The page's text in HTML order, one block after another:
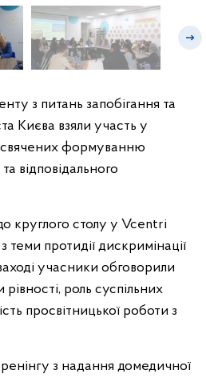
з питань запобігання та
Києва взяли участь у
формуванню
відповідального
круглого столу у Vcentri
протидії дискримінації
учасники обговорили
роль суспільних
просвітницької роботи з
з надання домедичної